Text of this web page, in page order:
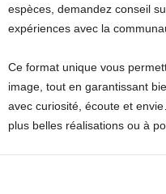
espèces, demandez conseil
expériences avec la
Ce format unique vous
image, tout en garantissant
avec curiosité, écoute et
plus belles réalisations ou à